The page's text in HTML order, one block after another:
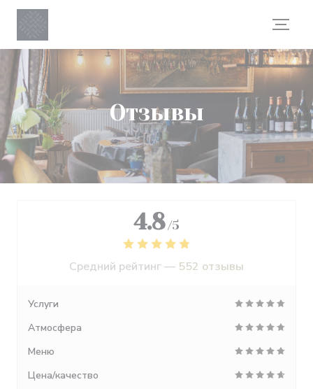
Панель управления cookies
Отзывы
4.8 /5
Средний рейтинг — 552 отзывы
Услуги
Атмосфера
Меню
Цена/качество